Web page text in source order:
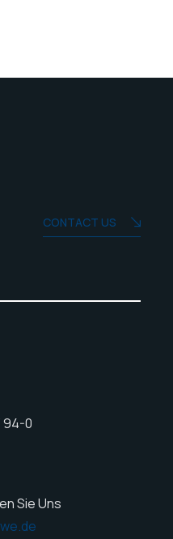
CONTACT US
94-0
Sie Uns